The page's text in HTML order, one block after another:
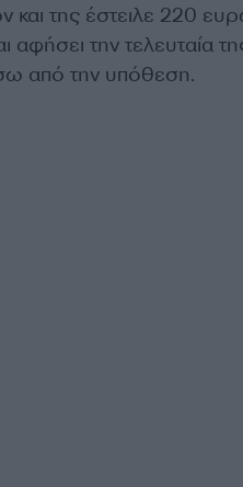
της έστειλε 220
αφήσει την τελευταία
από την υπόθεση.